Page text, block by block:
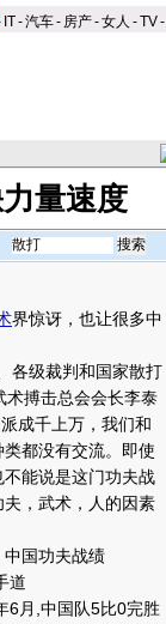
IT-汽车- 房产-女人 -TV-
量速度
界惊讶，也让很多中
级裁判和国家散打
术搏击总会会长李泰
成千上万，我们和
都没有交流。
即使
不能说是这门功夫战
夫，武术，人的因素
国功夫战绩
道
,中国队5比0完胜